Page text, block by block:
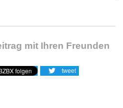
mit Ihren Freunden
tweet